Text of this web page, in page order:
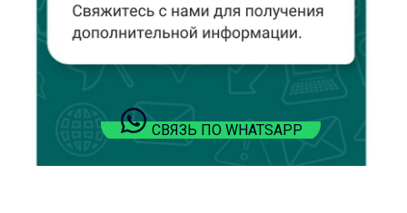
СВЯЗЬ ПО WHATSAPP